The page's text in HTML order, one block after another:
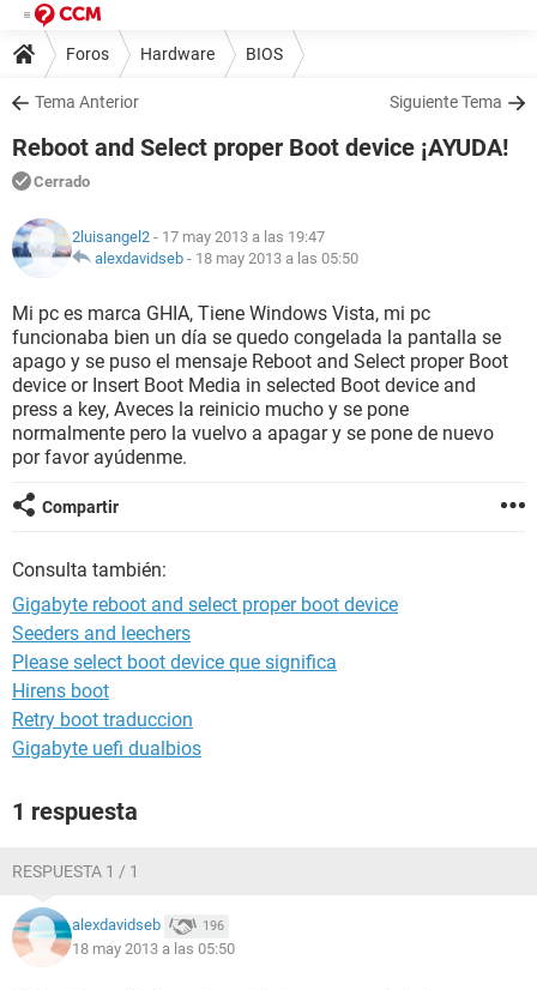
Foros Hardware BIOS
Tema Anterior Siguiente Tema
Reboot and Select proper Boot device ¡AYUDA!
Cerrado
2luisangel2 - 17 may 2013 a las 19:47
alexdavidseb - 18 may 2013 a las 05:50
Mi pc es marca GHIA, Tiene Windows Vista, mi pc
funcionaba bien un día se quedo congelada la pantalla se
apago y se puso el mensaje Reboot and Select proper Boot
device or Insert Boot Media in selected Boot device and
press a key, Aveces la reinicio mucho y se pone
normalmente pero la vuelvo a apagar y se pone de nuevo
por favor ayúdenme.
Compartir
Consulta también:
Gigabyte reboot and select proper boot device
Seeders and leechers
Please select boot device que significa
Hirens boot
Retry boot traduccion
Gigabyte uefi dualbios
1 respuesta
RESPUESTA 1 / 1
alexdavidseb 196
18 may 2013 a las 05:50